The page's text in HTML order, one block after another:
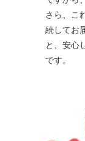
さら、こ
続してお
と、安心
です。